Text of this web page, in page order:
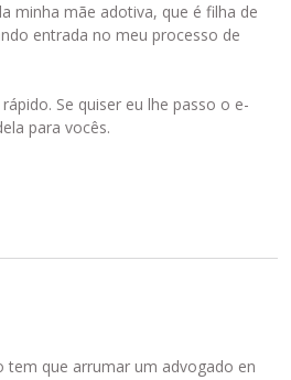
minha mãe adotiva, que é filha de
entrada no meu processo de
Se quiser eu lhe passo o e-
para vocês.
tem que arrumar um advogado en